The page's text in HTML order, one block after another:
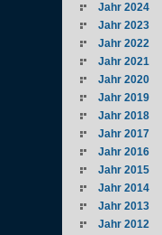
Jahr 2024
Jahr 2023
Jahr 2022
Jahr 2021
Jahr 2020
Jahr 2019
Jahr 2018
Jahr 2017
Jahr 2016
Jahr 2015
Jahr 2014
Jahr 2013
Jahr 2012